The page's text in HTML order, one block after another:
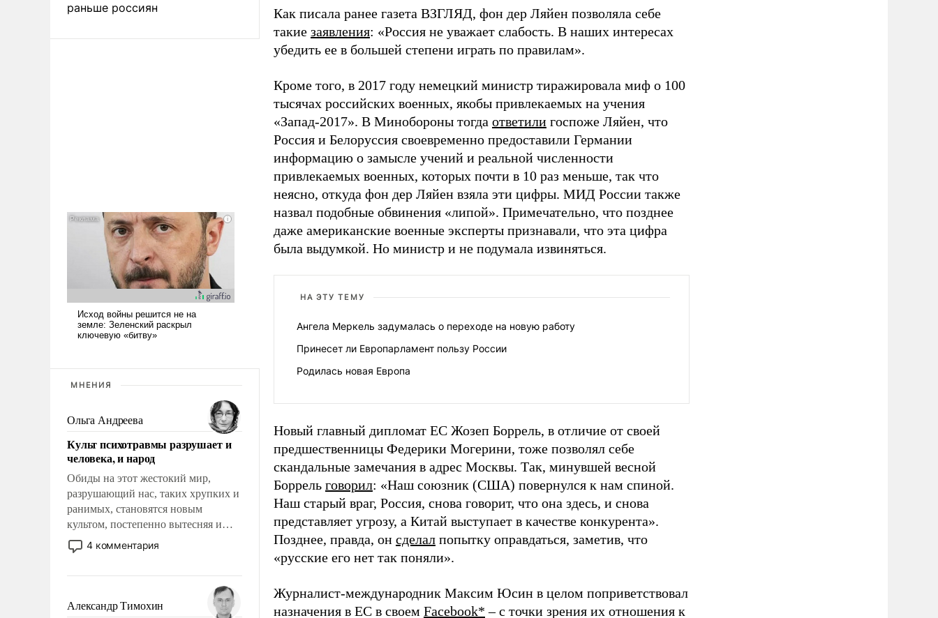
раньше россиян
МНЕНИЯ
Ольга Андреева
Культ психотравмы разрушает и
человека, и народ
Обиды на этот жестокий мир,
разрушающий нас, таких хрупких и
ранимых, становятся новым
культом, постепенно вытесняя и
отменяя традиционное требование к
человеку – быть мужественным и
на себя ответственность, помогать
слабым, идти вперед и
4 комментария
Александр Тимохин
Как писала ранее газета ВЗГЛЯД, фон дер Ляйен позволяла себе
такие заявления: «Россия не уважает слабость. В наших интересах
убедить ее в большей степени играть по правилам».
Кроме того, в 2017 году немецкий министр тиражировала миф о 100
тысячах российских военных, якобы привлекаемых на учения
«Запад-2017». В Минобороны тогда ответили госпоже Ляйен, что
Россия и Белоруссия своевременно предоставили Германии
информацию о замысле учений и реальной численности
привлекаемых военных, которых почти в 10 раз меньше, так что
неясно, откуда фон дер Ляйен взяла эти цифры. МИД России также
назвал подобные обвинения «липой». Примечательно, что позднее
даже американские военные эксперты признавали, что эта цифра
была выдумкой. Но министр и не подумала извиняться.
НА ЭТУ ТЕМУ
Ангела Меркель задумалась о переходе на новую работу
Принесет ли Европарламент пользу России
Родилась новая Европа
Новый главный дипломат ЕС Жозеп Боррель, в отличие от своей
предшественницы Федерики Могерини, тоже позволял себе
скандальные замечания в адрес Москвы. Так, минувшей весной
Боррель говорил: «Наш союзник (США) повернулся к нам спиной.
Наш старый враг, Россия, снова говорит, что она здесь, и снова
представляет угрозу, а Китай выступает в качестве конкурента».
Позднее, правда, он сделал попытку оправдаться, заметив, что
«русские его нет так поняли».
Журналист-международник Максим Юсин в целом поприветствовал
назначения в ЕС в своем Facebook* – с точки зрения их отношения к